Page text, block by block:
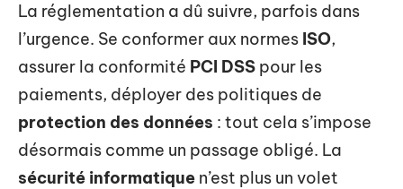
La réglementation a dû suivre, parfois dans
l’urgence. Se conformer aux normes ISO,
assurer la conformité PCI DSS pour les
paiements, déployer des politiques de
protection des données : tout cela s’impose
désormais comme un passage obligé. La
sécurité informatique n’est plus un volet